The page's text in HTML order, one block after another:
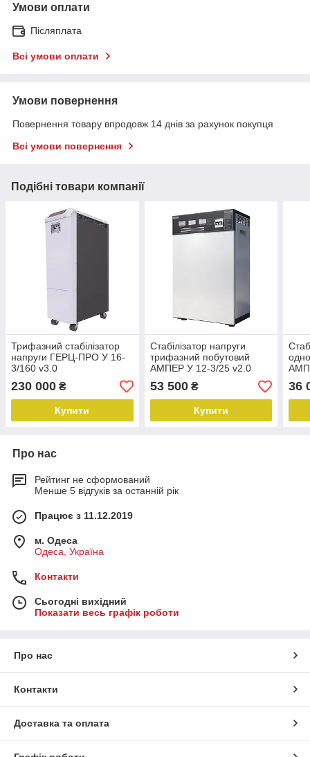
Умови оплати
Післяплата
Всі умови оплати
Умови повернення
Повернення товару впродовж 14 днів за рахунок покупця
Всі умови повернення
Подібні товари компанії
Трифазний стабілізатор
напруги ГЕРЦ-ПРО У 16-
3/160 v3.0
230 000 ₴
Купити
Стабілізатор напруги
трифазний побутовий
АМПЕР У 12-3/25 v2.0
53 500₴
Купити
36
Про нас
Рейтинг не сформований
Менше 5 відгуків за останній рік
Працює з 11.12.2019
м. Одеса
Одеса, Україна
Контакти
Сьогодні вихідний
Показати весь графік роботи
Про нас
Контакти
Доставка та оплата